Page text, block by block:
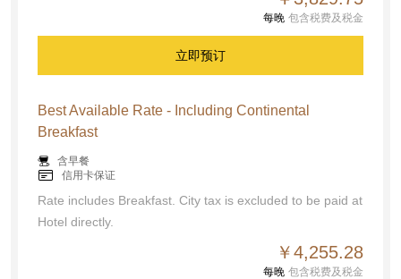
每晚 包含税费及税金
立即预订
Best Available Rate - Including Continental
Breakfast
含早餐
信用卡保证
Rate includes Breakfast. City tax is excluded to be paid at
Hotel directly.
￥4,255.28
每晚 包含税费及税金